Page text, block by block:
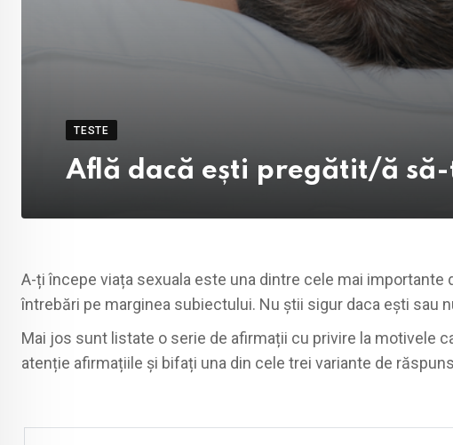
TESTE
Află dacă ești pregătit/ă
A-ți începe viața sexuala este una dintre cele mai
întrebări pe marginea subiectului. Nu știi sigur daca ești sau
Mai jos sunt listate o serie de afirmații cu privire la motivele
atenție afirmațiile și bifați una din cele trei variante de